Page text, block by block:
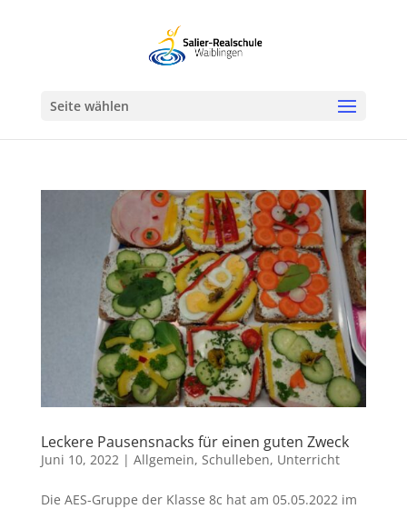
Seite wählen
Leckere Pausensnacks für einen guten Zweck
Juni 10, 2022| Allgemein, Schulleben, Unterricht
Die AES-Gruppe der Klasse 8c hat am 05.05.2022 im